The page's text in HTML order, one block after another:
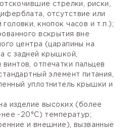
стрелки, риски,
отсутствие или
кнопок часов и т.п.);
вскрытия вне
центра (царапины на
с задней крышкой,
отпечатки пальцев
элемент питания,
уплотнитель крышки и
изделие высоких (более
-20°С) температур;
и внешние), вызванные